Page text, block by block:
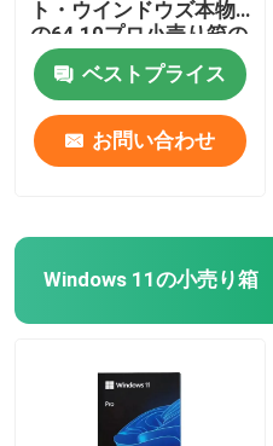
ト・ウインドウズ本物
の64 10プロ小売り箱の
容易な使用
ベストプライス
お問い合わせ
Windows 11の小売り箱